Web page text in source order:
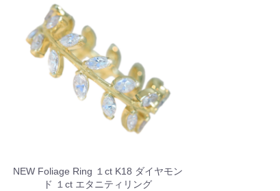
NEW Foliage Ring １ct K18 ダイヤモン
ド １ct エタニティリング